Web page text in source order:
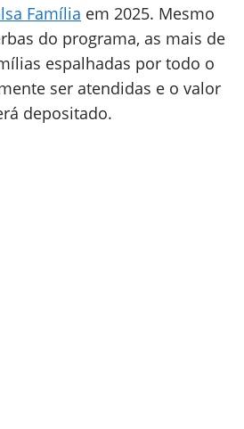
Família em 2025. Mesmo
do programa, as mais de
espalhadas por todo o
ser atendidas e o valor
depositado.